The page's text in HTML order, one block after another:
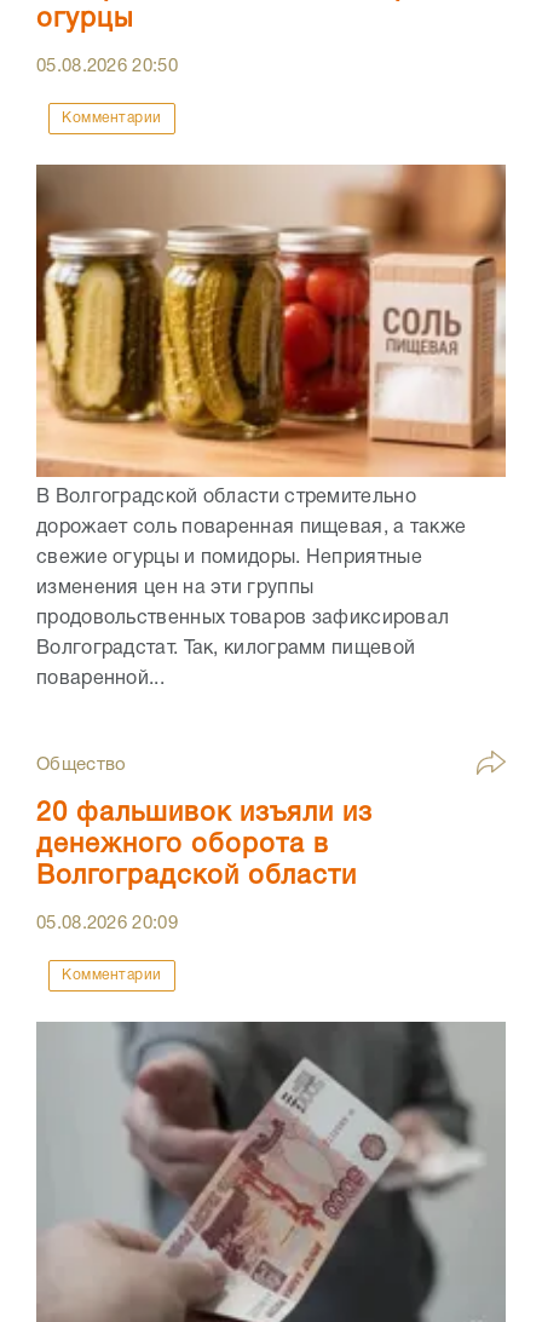
огурцы
05.08.202620:50
Комментарии
В Волгоградской области стремительно
дорожает соль поваренная пищевая, а также
свежие огурцы и помидоры. Неприятные
изменения цен на эти группы
продовольственных товаров зафиксировал
Волгоградстат. Так, килограмм пищевой
поваренной...
Общество
20 фальшивок изъяли из
денежного оборота в
Волгоградской области
05.08.202620:09
Комментарии